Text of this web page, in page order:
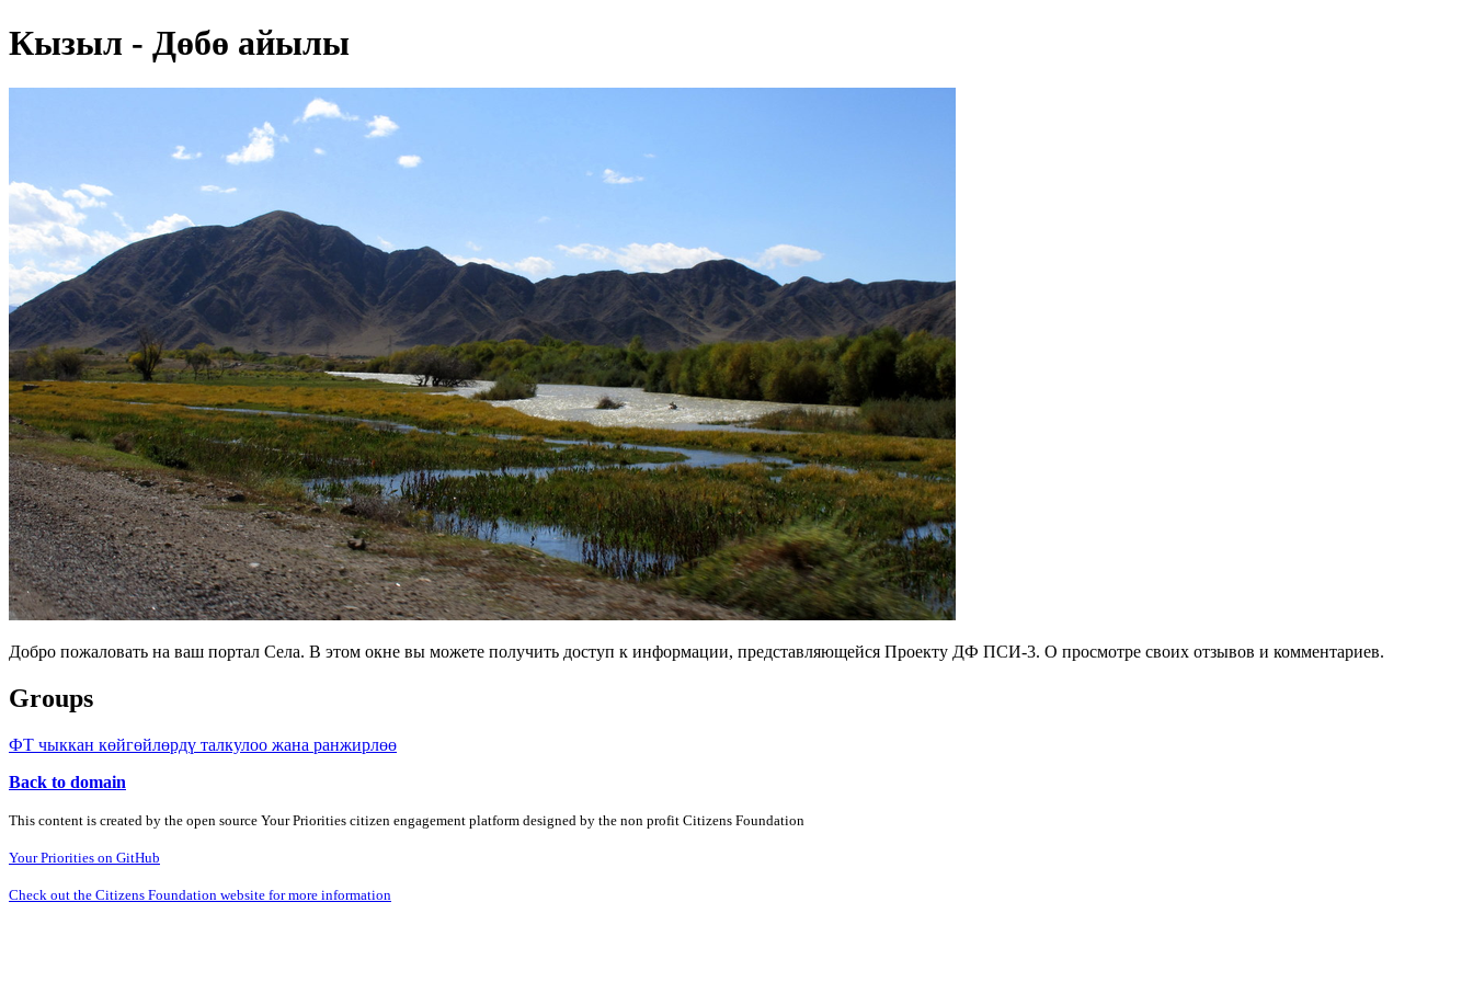
Кызыл - Дөбө айылы
Добро пожаловать на ваш портал Села. В этом окне вы можете получить доступ к информации, представляющейся Проекту ДФ ПСИ-3. О просмотре своих отзывов и комментариев.
Groups
ФТ чыккан көйгөйлөрдү талкулоо жана ранжирлөө
Back to domain
This content is created by the open source Your Priorities citizen engagement platform designed by the non profit Citizens Foundation
Your Priorities on GitHub
Check out the Citizens Foundation website for more information